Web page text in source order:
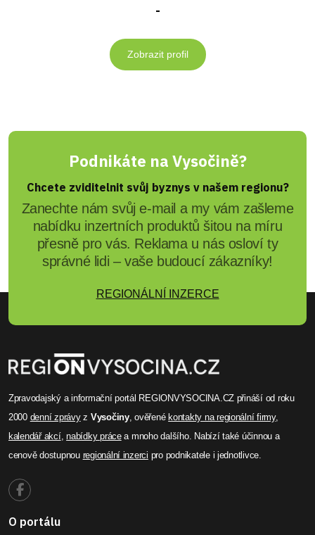
-
Zobrazit profil
Podnikáte na Vysočině?
Chcete zviditelnit svůj byznys v našem regionu?
Zanechte nám svůj e-mail a my vám zašleme
nabídku inzertních produktů šitou na míru
přesně pro vás. Reklama u nás osloví ty
správné lidi – vaše budoucí zákazníky!
REGIONÁLNÍ INZERCE
Zpravodajský a informační portál REGIONVYSOCINA.CZ přináší od roku
2000 denní zprávyz Vysočiny, ověřené kontakty na regionální firmy,
kalendář akcí,nabídky prácea mnoho dalšího. Nabízí také účinnou a
cenově dostupnou regionální inzerci pro podnikatele i jednotlivce.
O portálu